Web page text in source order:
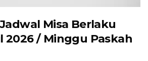
Misa Berlaku
2026 / Minggu Paskah